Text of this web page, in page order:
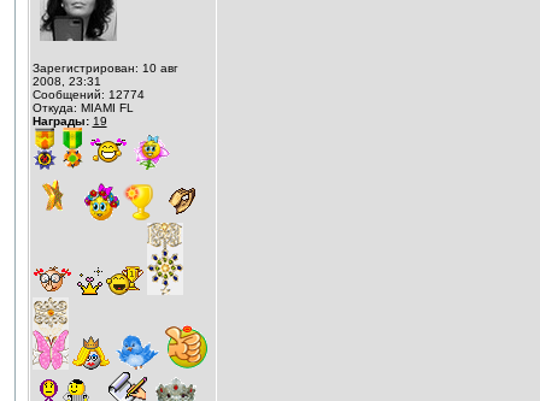
Зарегистрирован: 10 авг
2008, 23:31
Сообщений: 12774
Откуда: MIAMI FL
Награды: 19